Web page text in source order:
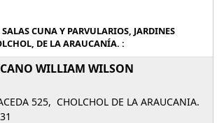
CUNA Y PARVULARIOS, JARDINES
DE LA ARAUCANÍA. :
WILLIAM WILSON
525, CHOLCHOL DE LA ARAUCANIA.